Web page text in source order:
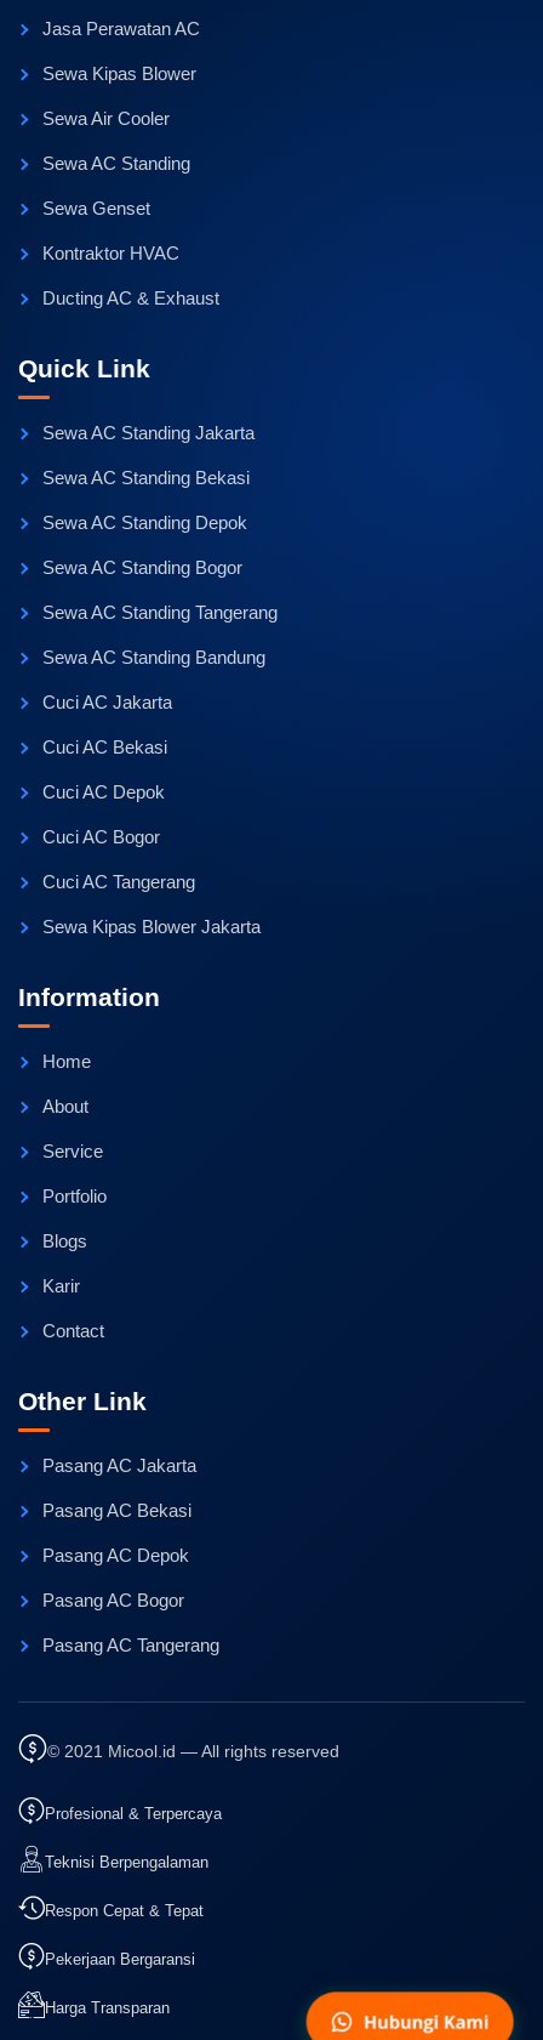
Jasa Perawatan AC
Sewa Kipas Blower
Sewa Air Cooler
Sewa AC Standing
Sewa Genset
Kontraktor HVAC
Ducting AC & Exhaust
Quick Link
Sewa AC Standing Jakarta
Sewa AC Standing Bekasi
Sewa AC Standing Depok
Sewa AC Standing Bogor
Sewa AC Standing Tangerang
Sewa AC Standing Bandung
Cuci AC Jakarta
Cuci AC Bekasi
Cuci AC Depok
Cuci AC Bogor
Cuci AC Tangerang
Sewa Kipas Blower Jakarta
Information
Home
About
Service
Portfolio
Blogs
Karir
Contact
Other Link
Pasang AC Jakarta
Pasang AC Bekasi
Pasang AC Depok
Pasang AC Bogor
Pasang AC Tangerang
© 2021 Micool.id — All rights reserved
Profesional & Terpercaya
Teknisi Berpengalaman
Respon Cepat & Tepat
Pekerjaan Bergaransi
Harga Transparan